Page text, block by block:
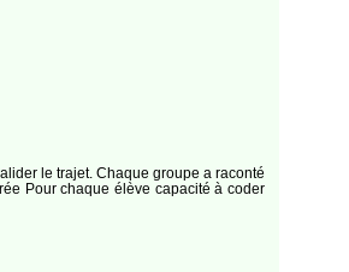
le trajet. Chaque groupe a raconté
Pour chaque élève capacité à coder